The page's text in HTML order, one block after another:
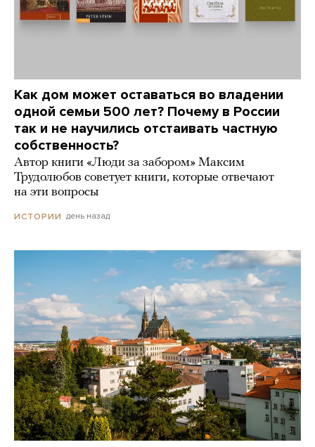
Как дом может оставаться во владении
одной семьи 500 лет? Почему в России
так и не научились отстаивать частную
собственность?
Автор книги «Люди за забором» Максим
Трудолюбов советует книги, которые отвечают
на эти вопросы
ИСТОРИИ день назад